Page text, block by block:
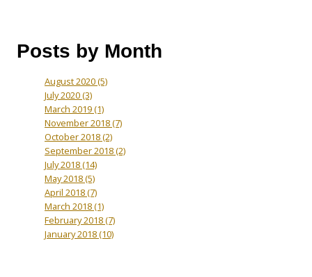
Posts by Month
August 2020(5)
July 2020(3)
March 2019(1)
November 2018(7)
October 2018(2)
September 2018(2)
July 2018(14)
May 2018(5)
April 2018(7)
March 2018(1)
February 2018(7)
January 2018(10)